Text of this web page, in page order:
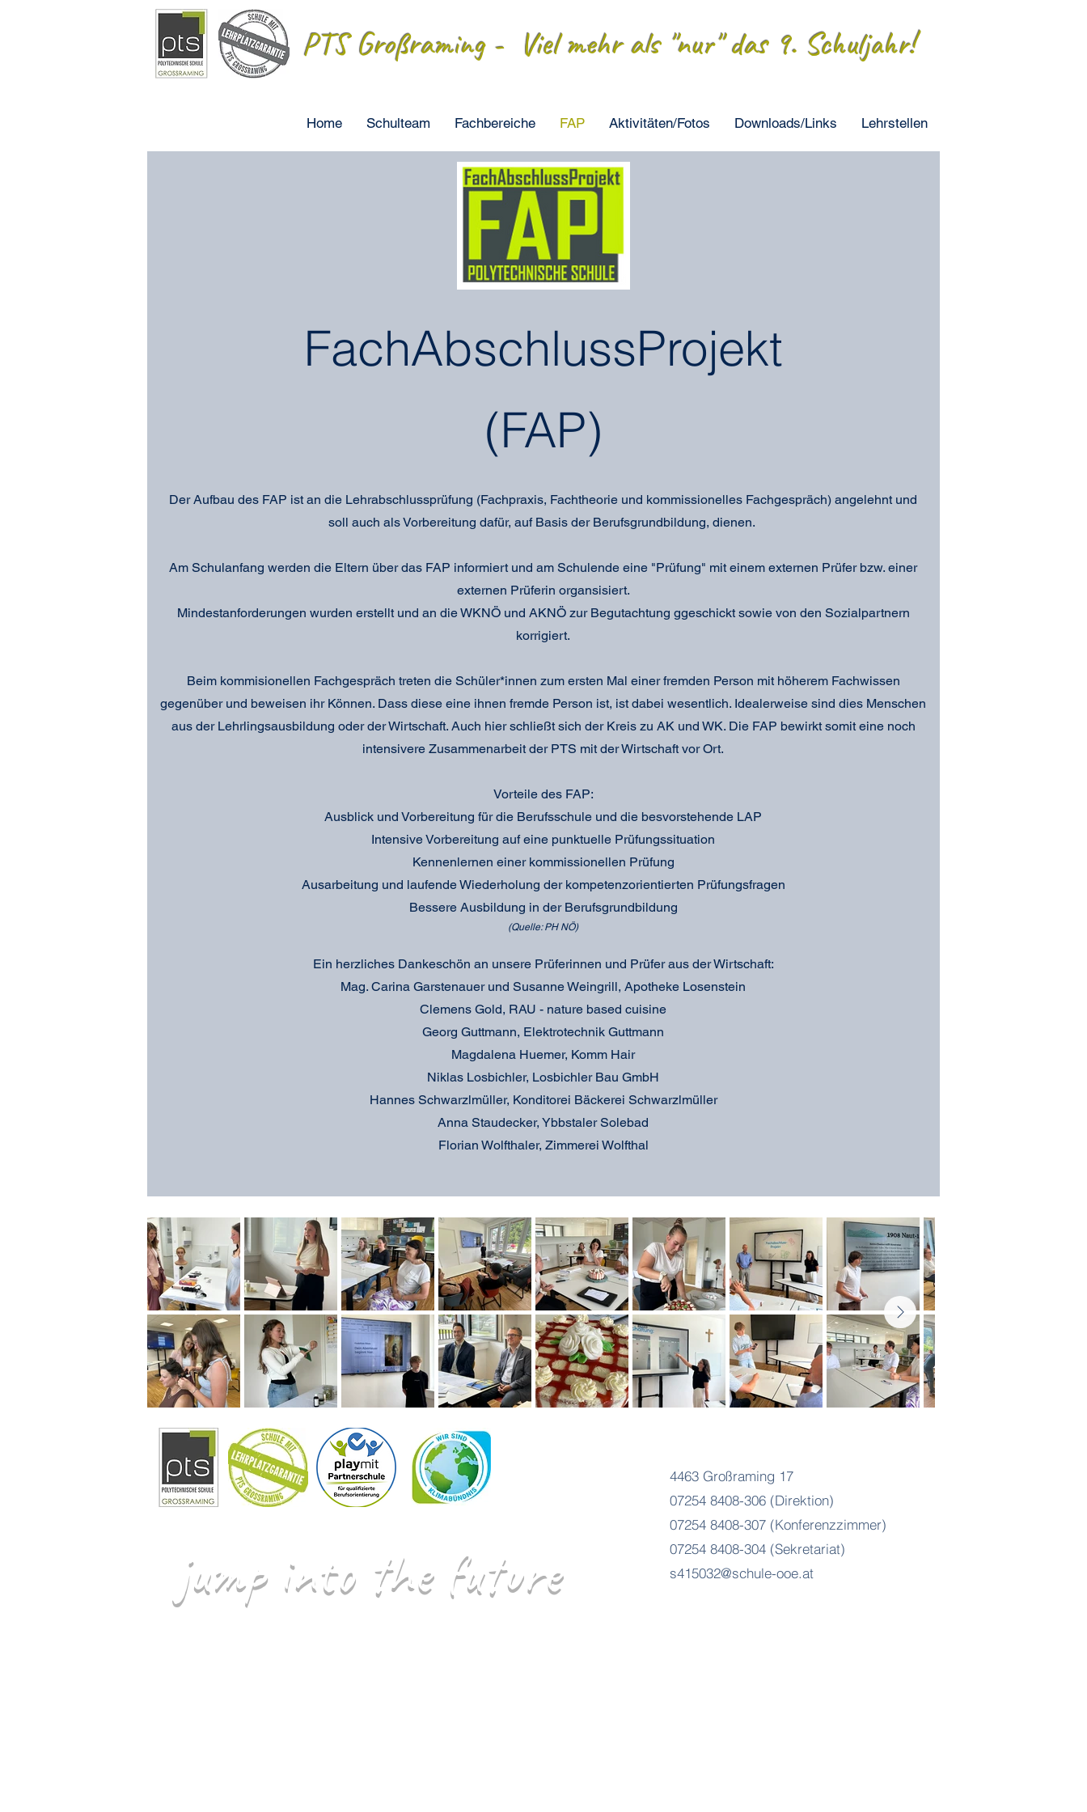
Home Schulteam Fachbereiche FAP Aktivitäten/Fotos Downloads/Links Lehrstellen
PTS Großraming - Viel mehr als "nur" das 9. Schuljahr!
Der Aufbau des FAP ist an die Lehrabschlussprüfung (Fachpraxis, Fachtheorie und kommissionelles Fachgespräch) angelehnt und
soll auch als Vorbereitung dafür, auf Basis der Berufsgrundbildung, dienen.
Am Schulanfang werden die Eltern über das FAP informiert und am Schulende eine "Prüfung" mit einem externen Prüfer bzw. einer
externen Prüferin organsisiert.
Mindestanforderungen wurden erstellt und an die WKNÖ und AKNÖ zur Begutachtung ggeschickt sowie von den Sozialpartnern
korrigiert.
Beim kommisionellen Fachgespräch treten die Schüler*innen zum ersten Mal einer fremden Person mit höherem Fachwissen
gegenüber und beweisen ihr Können. Dass diese eine ihnen fremde Person ist, ist dabei wesentlich. Idealerweise sind dies Menschen
aus der Lehrlingsausbildung oder der Wirtschaft. Auch hier schließt sich der Kreis zu AK und WK. Die FAP bewirkt somit eine noch
intensivere Zusammenarbeit der PTS mit der Wirtschaft vor Ort.
Vorteile des FAP:
Ausblick und Vorbereitung für die Berufsschule und die besvorstehende LAP
Intensive Vorbereitung auf eine punktuelle Prüfungssituation
Kennenlernen einer kommissionellen Prüfung
Ausarbeitung und laufende Wiederholung der kompetenzorientierten Prüfungsfragen
Bessere Ausbildung in der Berufsgrundbildung
(Quelle: PH NÖ)
​Ein herzliches Dankeschön an unsere Prüferinnen und Prüfer aus der Wirtschaft:
Mag. Carina Garstenauer und Susanne Weingrill, Apotheke Losenstein
Clemens Gold, RAU - nature based cuisine
Georg Guttmann, Elektrotechnik Guttmann
Magdalena Huemer, Komm Hair
Niklas Losbichler, Losbichler Bau GmbH
Hannes Schwarzlmüller, Konditorei Bäckerei Schwarzlmüller
Anna Staudecker, Ybbstaler Solebad
Florian Wolfthaler, Zimmerei Wolfthal
FachAbschlussProjekt
(FAP)
jump into the future
4463 Großraming 17
07254 8408-306 (Direktion)
07254 8408-307 (Konferenzzimmer)
07254 8408-304 (Sekretariat)
s415032@schule-ooe.at